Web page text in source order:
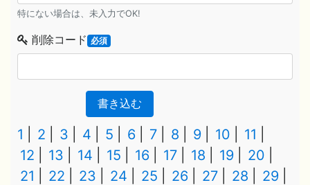
特にない場合は、未入力でOK!
削除コード 必須
書き込む
1 2 3 4 5 6 7 8 9 10
11
12
13 14 15 16 17 18 19
20
21
22 23 24 25 26 27 28
29